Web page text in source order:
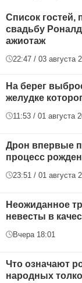
Список гостей,
свадьбу
ажиотаж
22:47 / 03 августа
На берег
желудке
11:53 / 01 августа
Дрон впервые
процесс
23:51 / 01 августа
Неожиданное
невесты в
Вчера 18:01
Что означают
народных